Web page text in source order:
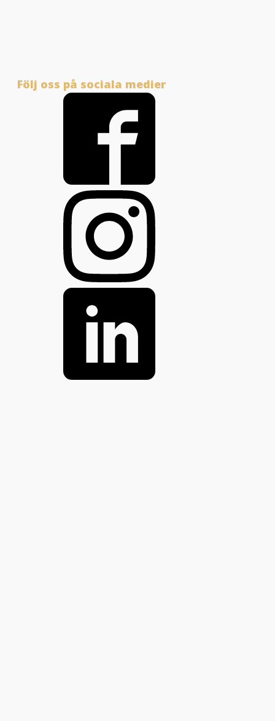
Följ oss på sociala medier